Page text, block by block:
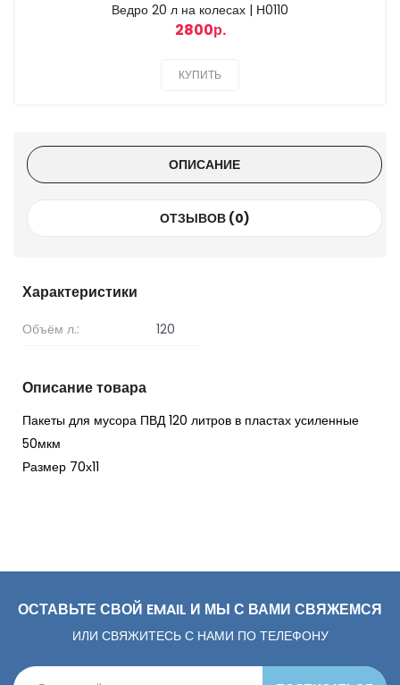
Ведро 20 л на колесах | Н0110
2800р.
КУПИТЬ
ОПИСАНИЕ
ОТЗЫВОВ (0)
Характеристики
Объём л.: 120
Описание товара
Пакеты для мусора ПВД 120 литров в пластах усиленные
50мкм
Размер 70х11
ОСТАВЬТЕ СВОЙ EMAIL И МЫ С ВАМИ СВЯЖЕМСЯ
ИЛИ СВЯЖИТЕСЬ С НАМИ ПО ТЕЛЕФОНУ